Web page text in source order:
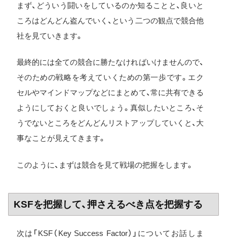
まず、どういう闘いをしているのか知ることと、良いと
ころはどんどん盗んでいく、という二つの観点で競合他
社を見ていきます。
最終的には全ての競合に勝たなければいけませんので、
そのための戦略を考えていくための第一歩です。エク
セルやマインドマップなどにまとめて、常に共有できる
ようにしておくと良いでしょう。真似したいところ、そ
うでないところをどんどんリストアップしていくと、大
事なことが見えてきます。
このように、まずは競合を見て戦場の把握をします。
KSFを把握して、押さえるべき点を把握する
次は「KSF（Key Success Factor）」についてお話しま